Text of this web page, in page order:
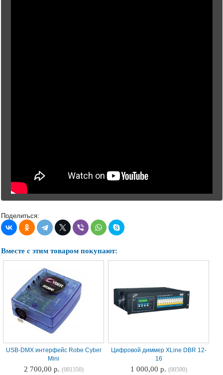
Поделиться:
Вместе с этим товаром покупают:
USB-DMX интерфейс Robe Cyber
Mini
2 700,00 р. (001350)
Цифровой диммер XLine DBR 12-
16
1 000,00 р. (00500)